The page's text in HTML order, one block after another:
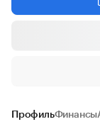
ПрофильФинансы